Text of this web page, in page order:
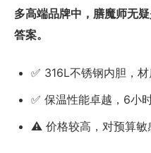
多高端品牌中，膳魔师无
答案。
✅ 316L不锈钢内胆，
✅ 保温性能卓越，6小
⚠️ 价格较高，对预算敏